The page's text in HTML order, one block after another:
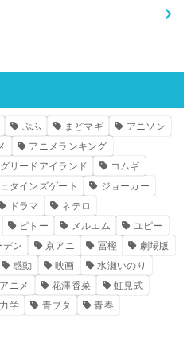
ぷふ まどマギ
アニソン
アニメランキング
グリードアイランド
コムギ
タインズゲート
ジョーカー
ドラマ
ネテロ
ピトー メルエム
ユピー
ン
京アニ 冨樫
劇場版
感動 映画
水瀬いのり
ニメ 花澤香菜
虹見式
学 青ブタ 青春